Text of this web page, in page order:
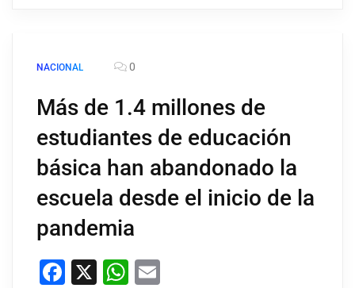
NACIONAL 0
Más de 1.4 millones de
estudiantes de educación
básica han abandonado la
escuela desde el inicio de la
pandemia
Facebook
X WhatsApp